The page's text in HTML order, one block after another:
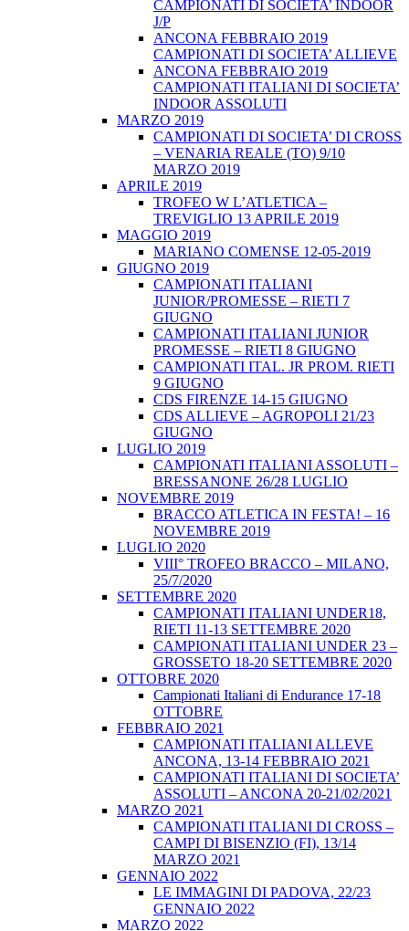
CAMPIONATI DI SOCIETA’ INDOOR
J/P
ANCONA FEBBRAIO 2019
CAMPIONATI DI SOCIETA’ ALLIEVE
ANCONA FEBBRAIO 2019
CAMPIONATI ITALIANI DI SOCIETA’
INDOOR ASSOLUTI
MARZO 2019
CAMPIONATI DI SOCIETA’ DI CROSS
– VENARIA REALE (TO) 9/10
MARZO 2019
APRILE 2019
TROFEO W L’ATLETICA –
TREVIGLIO 13 APRILE 2019
MAGGIO 2019
MARIANO COMENSE 12-05-2019
GIUGNO 2019
CAMPIONATI ITALIANI
JUNIOR/PROMESSE – RIETI 7
GIUGNO
CAMPIONATI ITALIANI JUNIOR
PROMESSE – RIETI 8 GIUGNO
CAMPIONATI ITAL. JR PROM. RIETI
9 GIUGNO
CDS FIRENZE 14-15 GIUGNO
CDS ALLIEVE – AGROPOLI 21/23
GIUGNO
LUGLIO 2019
CAMPIONATI ITALIANI ASSOLUTI –
BRESSANONE 26/28 LUGLIO
NOVEMBRE 2019
BRACCO ATLETICA IN FESTA! – 16
NOVEMBRE 2019
LUGLIO 2020
VIII° TROFEO BRACCO – MILANO,
25/7/2020
SETTEMBRE 2020
CAMPIONATI ITALIANI UNDER18,
RIETI 11-13 SETTEMBRE 2020
CAMPIONATI ITALIANI UNDER 23 –
GROSSETO 18-20 SETTEMBRE 2020
OTTOBRE 2020
Campionati Italiani di Endurance 17-18
OTTOBRE
FEBBRAIO 2021
CAMPIONATI ITALIANI ALLEVE
ANCONA, 13-14 FEBBRAIO 2021
CAMPIONATI ITALIANI DI SOCIETA’
ASSOLUTI – ANCONA 20-21/02/2021
MARZO 2021
CAMPIONATI ITALIANI DI CROSS –
CAMPI DI BISENZIO (FI), 13/14
MARZO 2021
GENNAIO 2022
LE IMMAGINI DI PADOVA, 22/23
GENNAIO 2022
MARZO 2022